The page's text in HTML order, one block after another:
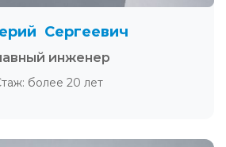
Сергеевич
инженер
более 20 лет